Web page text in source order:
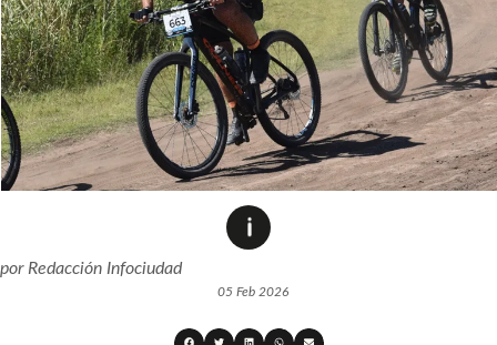
porRedacción Infociudad
05 Feb 2026